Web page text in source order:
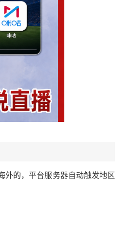
外的，平台服务器自动触发地区